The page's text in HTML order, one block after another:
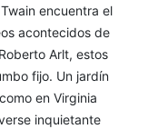
encuentra el
acontecidos de
Arlt, estos
fijo. Un jardín
en Virginia
inquietante